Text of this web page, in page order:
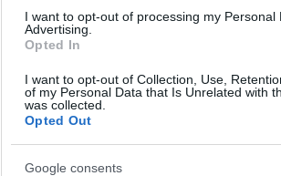
I want to opt-out of processing my Personal
Advertising.
Opted In
I want to opt-out of Collection, Use,
of my Personal Data that Is Unrelated with
was collected.
Opted Out
Google consents